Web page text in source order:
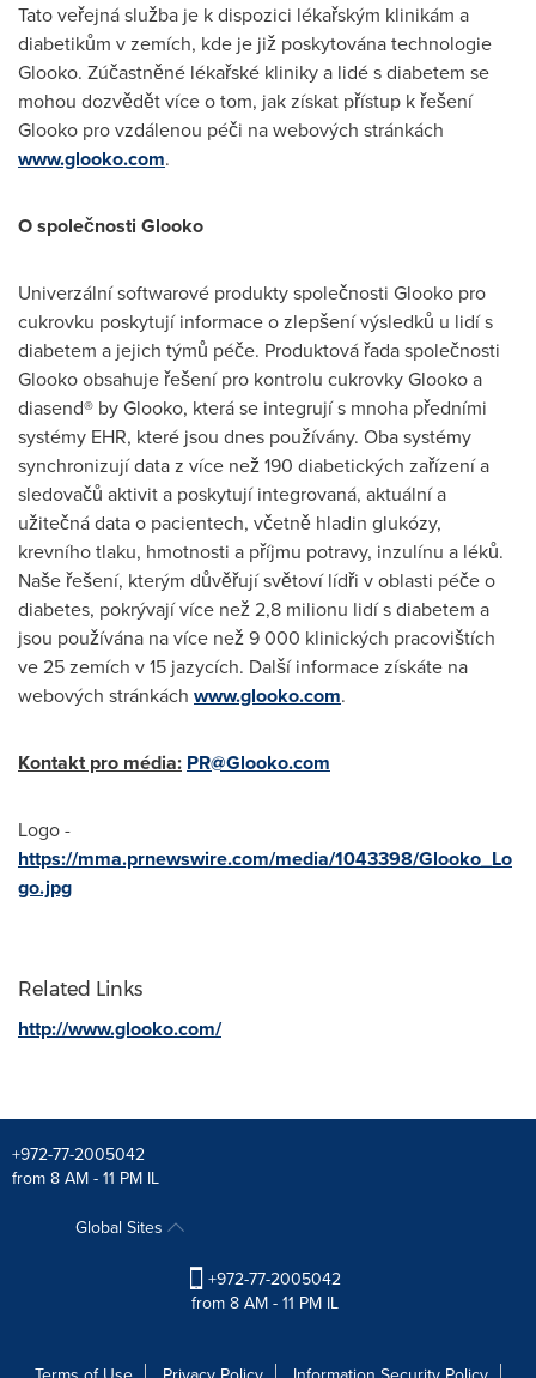
Tato veřejná služba je k dispozici lékařským klinikám a
diabetikům v zemích, kde je již poskytována technologie
Glooko. Zúčastněné lékařské kliniky a lidé s diabetem se
mohou dozvědět více o tom, jak získat přístup k řešení
Glooko pro vzdálenou péči na webových stránkách
www.glooko.com.
O společnosti Glooko
Univerzální softwarové produkty společnosti Glooko pro
cukrovku poskytují informace o zlepšení výsledků u lidí s
diabetem a jejich týmů péče. Produktová řada společnosti
Glooko obsahuje řešení pro kontrolu cukrovky Glooko a
diasend® by Glooko, která se integrují s mnoha předními
systémy EHR, které jsou dnes používány. Oba systémy
synchronizují data z více než 190 diabetických zařízení a
sledovačů aktivit a poskytují integrovaná, aktuální a
užitečná data o pacientech, včetně hladin glukózy,
krevního tlaku, hmotnosti a příjmu potravy, inzulínu a léků.
Naše řešení, kterým důvěřují světoví lídři v oblasti péče o
diabetes, pokrývají více než 2,8 milionu lidí s diabetem a
jsou používána na více než 9 000 klinických pracovištích
ve 25 zemích v 15 jazycích. Další informace získáte na
webových stránkách www.glooko.com.
Kontakt pro média: PR@Glooko.com
Logo -
https://mma.prnewswire.com/media/1043398/Glooko_Lo
go.jpg
Related Links
http://www.glooko.com/
+972-77-2005042
from 8 AM - 11 PM IL
Global Sites
+972-77-2005042
from 8 AM - 11 PM IL